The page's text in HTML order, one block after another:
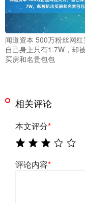
闻道资本 500万粉丝网红
自己身上只有1.7W，却
买房和名贵包包
相关评论
本文评分*
评论内容*